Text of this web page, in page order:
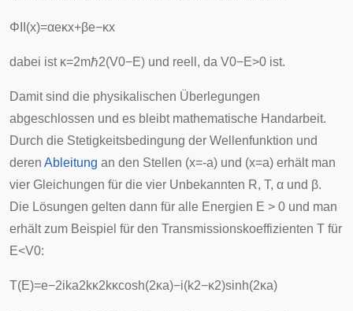
Φ (x)=αeκx+βe−κx
dabei ist κ=2mℏ2(V0−E) und reell, da V0−E>0 ist.
Damit sind die physikalischen Überlegungen
abgeschlossen und es bleibt mathematische Handarbeit.
Durch die Stetigkeitsbedingung der Wellenfunktion und
deren Ableitung an den Stellen (x=-a) und (x=a) erhält man
vier Gleichungen für die vier Unbekannten R, T, α und β.
Die Lösungen gelten dann für alle Energien E > 0 und man
erhält zum Beispiel für den Transmissionskoeffizienten T für
E<V0:
T(E)=e−2ika2kκ2kκcosh(2κa)−i(k2−κ2)sinh(2κa)